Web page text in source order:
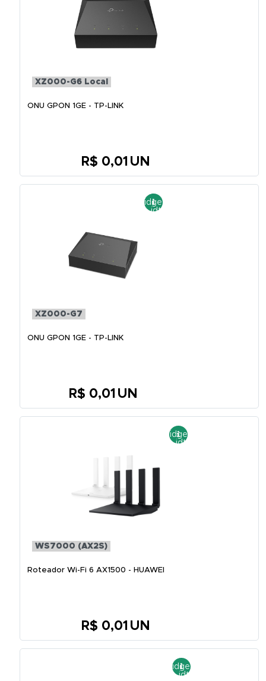
XZ000-G6 Local
ONU GPON 1GE - TP-LINK
R$ 0,01 UN
XZ000-G7
ONU GPON 1GE - TP-LINK
R$ 0,01 UN
WS7000 (AX2S)
Roteador Wi-Fi 6 AX1500 - HUAWEI
R$ 0,01 UN